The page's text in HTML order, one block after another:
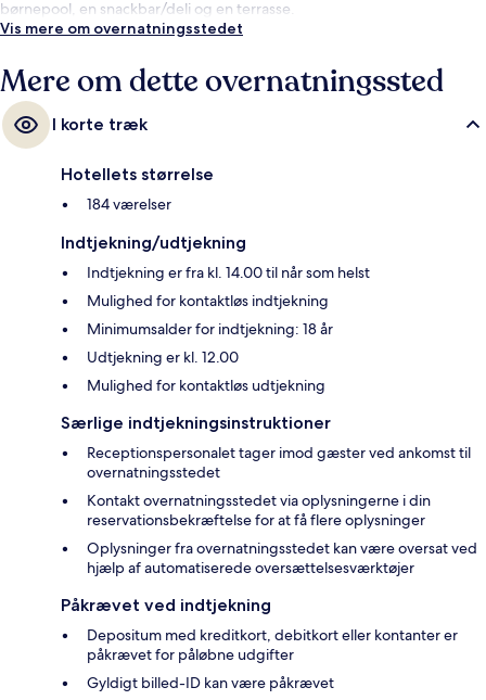
børnepool, en snackbar/deli og en terrasse.
Vis mere om overnatningsstedet
Mere om dette overnatningssted
I korte træk
Hotellets størrelse
184 værelser
Indtjekning/udtjekning
Indtjekning er fra kl. 14.00 til når som helst
Mulighed for kontaktløs indtjekning
Minimumsalder for indtjekning: 18 år
Udtjekning er kl. 12.00
Mulighed for kontaktløs udtjekning
Særlige indtjekningsinstruktioner
Receptionspersonalet tager imod gæster ved ankomst til
overnatningsstedet
Kontakt overnatningsstedet via oplysningerne i din
reservationsbekræftelse for at få flere oplysninger
Oplysninger fra overnatningsstedet kan være oversat ved
hjælp af automatiserede oversættelsesværktøjer
Påkrævet ved indtjekning
Depositum med kreditkort, debitkort eller kontanter er
påkrævet for påløbne udgifter
Gyldigt billed-ID kan være påkrævet